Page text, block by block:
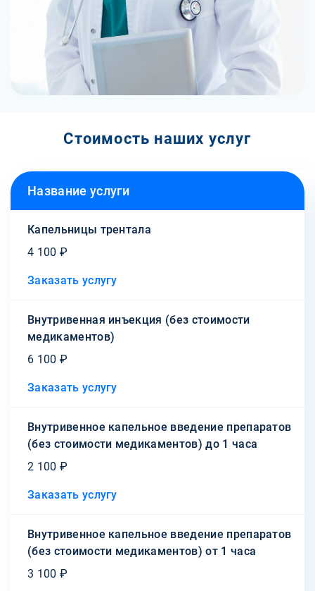
Стоимость наших услуг
Название услуги
Капельницы трентала
4 100 ₽
Заказать услугу
Внутривенная инъекция (без стоимости
медикаментов)
6 100 ₽
Заказать услугу
Внутривенное капельное введение препаратов
(без стоимости медикаментов) до 1 часа
2 100 ₽
Заказать услугу
Внутривенное капельное введение препаратов
(без стоимости медикаментов) от 1 часа
3 100 ₽